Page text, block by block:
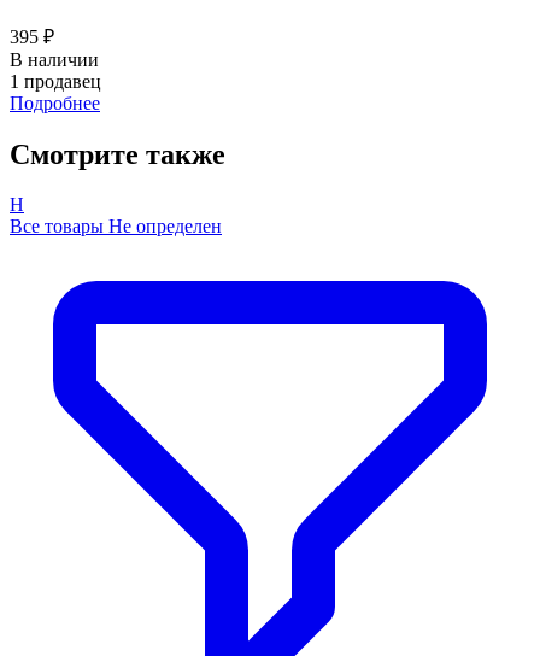
395 ₽
В наличии
1 продавец
Подробнее
Смотрите также
Н
Все товары Не определен